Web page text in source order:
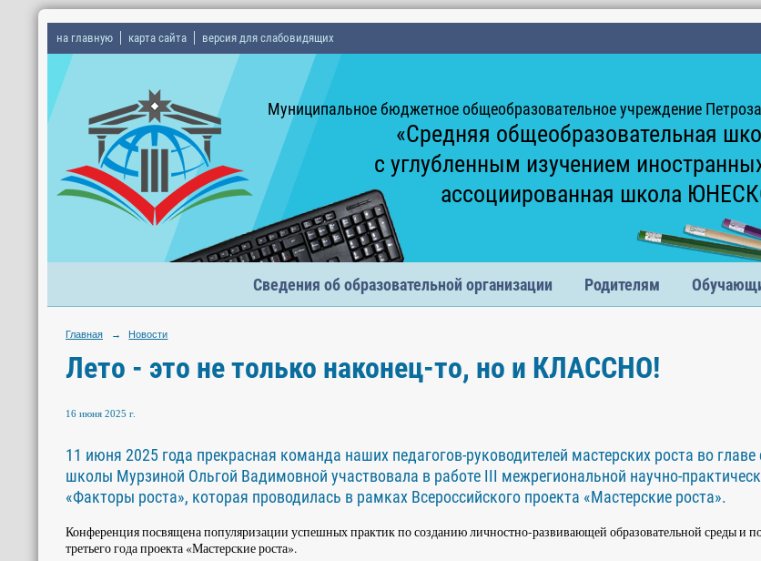
на главную карта сайта версия для слабовидящих
Муниципальное бюджетное общеобразовательное учреждение
«Средняя общеобразовательная
с углубленным изучением
ассоциированная школа
Сведения об образовательной организации Родителям
Главная → Новости
Лето - это не только наконец-то, но и КЛАССНО!
16 июня 2025 г.
11 июня 2025 года прекрасная команда наших педагогов-руководителей мастерских роста во
школы Мурзиной Ольгой Вадимовной участвовала в работе III межрегиональной научно-
«Факторы роста», которая проводилась в рамках Всероссийского проекта «Мастерские роста».
Конференция посвящена популяризации успешных практик по созданию личностно-развивающей образовательной среды и
третьего года проекта «Мастерские роста».